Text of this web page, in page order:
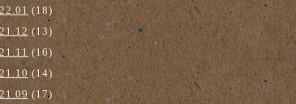
(18)
(13)
(16)
(14)
(17)